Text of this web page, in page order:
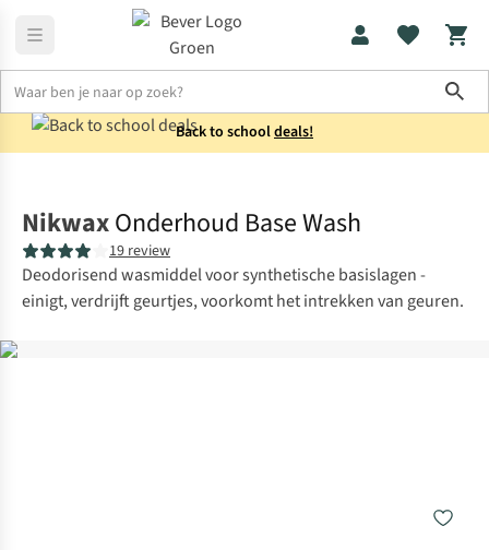
Back to schooldeals!
NikwaxOnderhoud Base Wash
19 review
Deodorisend wasmiddel voor synthetische basislagen -
einigt, verdrijft geurtjes, voorkomt het intrekken van geuren.